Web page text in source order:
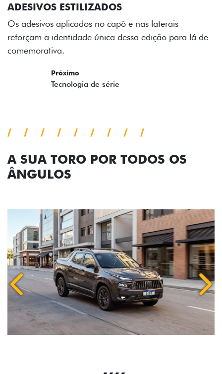
ADESIVOS ESTILIZADOS
Os adesivos aplicados no capô e nas laterais
reforçam a identidade única dessa edição para lá de
comemorativa.
Próximo
Tecnologia de série
A SUA TORO POR TODOS OS
ÂNGULOS
Anterior